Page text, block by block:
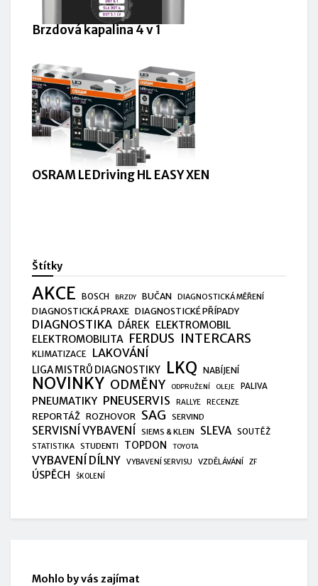
Brzdová kapalina 4 v 1
OSRAM LEDriving HL EASY XEN
Štítky
AKCE BOSCH BRZDY BUČAN DIAGNOSTICKÁ MĚŘENÍ
DIAGNOSTICKÁ PRAXE DIAGNOSTICKÉ PŘÍPADY
DIAGNOSTIKA DÁREK ELEKTROMOBIL
ELEKTROMOBILITA FERDUS INTERCARS
KLIMATIZACE LAKOVÁNÍ
LIGA MISTRŮ DIAGNOSTIKY LKQ NABÍJENÍ
NOVINKY ODMĚNY ODPRUŽENÍ OLEJE PALIVA
PNEUMATIKY PNEUSERVIS RALLYE RECENZE
REPORTÁŽ ROZHOVOR SAG SERVIND
SERVISNÍ VYBAVENÍ SIEMS & KLEIN SLEVA SOUTĚŽ
STATISTIKA STUDENTI TOPDON TOYOTA
VYBAVENÍ DÍLNY VYBAVENÍ SERVISU VZDĚLÁVÁNÍ ZF
ÚSPĚCH ŠKOLENÍ
Mohlo by vás zajímat